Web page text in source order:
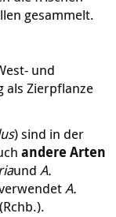
gesammelt.
und
als Zierpflanze
) sind in der
andere Arten
und A.
A.